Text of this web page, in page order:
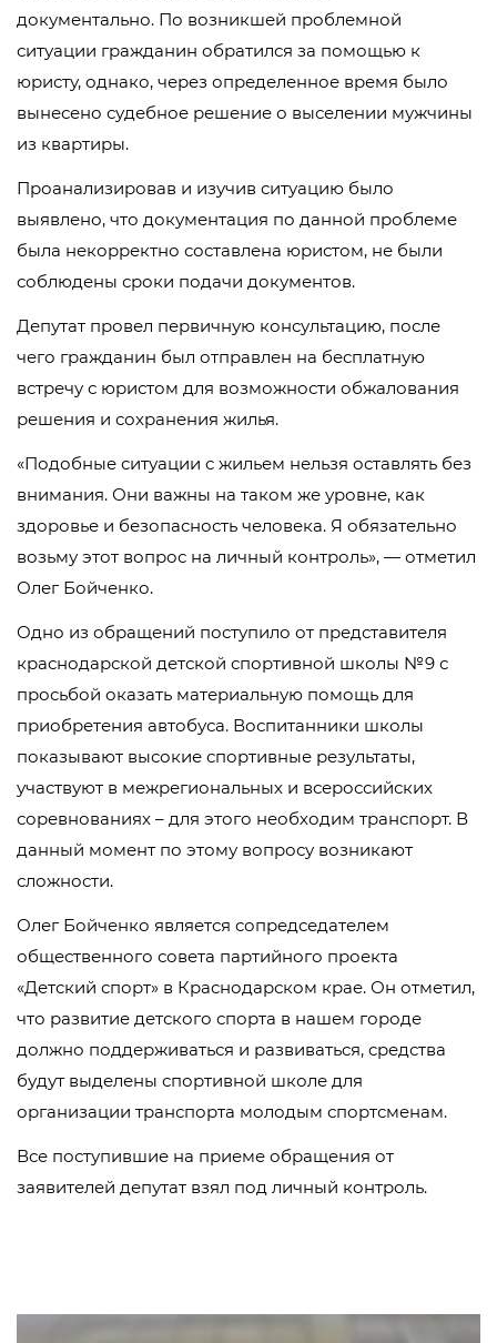
документально. По возникшей проблемной
ситуации гражданин обратился за помощью к
юристу, однако, через определенное время было
вынесено судебное решение о выселении мужчины
из квартиры.
Проанализировав и изучив ситуацию было
выявлено, что документация по данной проблеме
была некорректно составлена юристом, не были
соблюдены сроки подачи документов.
Депутат провел первичную консультацию, после
чего гражданин был отправлен на бесплатную
встречу с юристом для возможности обжалования
решения и сохранения жилья.
«Подобные ситуации с жильем нельзя оставлять без
внимания. Они важны на таком же уровне, как
здоровье и безопасность человека. Я обязательно
возьму этот вопрос на личный контроль», — отметил
Олег Бойченко.
Одно из обращений поступило от представителя
краснодарской детской спортивной школы №9 с
просьбой оказать материальную помощь для
приобретения автобуса. Воспитанники школы
показывают высокие спортивные результаты,
участвуют в межрегиональных и всероссийских
соревнованиях – для этого необходим транспорт. В
данный момент по этому вопросу возникают
сложности.
Олег Бойченко является сопредседателем
общественного совета партийного проекта
«Детский спорт» в Краснодарском крае. Он отметил,
что развитие детского спорта в нашем городе
должно поддерживаться и развиваться, средства
будут выделены спортивной школе для
организации транспорта молодым спортсменам.
Все поступившие на приеме обращения от
заявителей депутат взял под личный контроль.